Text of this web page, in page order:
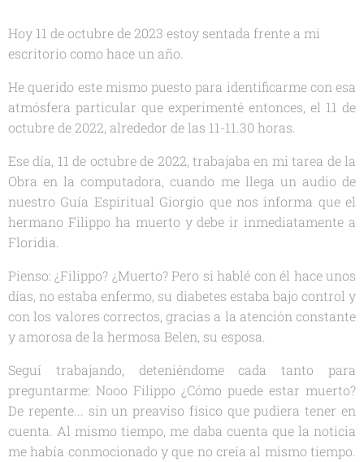
Hoy 11 de octubre de 2023 estoy sentada frente a mi
escritorio como hace un año.
He querido este mismo puesto para identificarme con esa
atmósfera particular que experimenté entonces, el 11 de
octubre de 2022, alrededor de las 11-11.30 horas.
Ese día, 11 de octubre de 2022, trabajaba en mi tarea de la
Obra en la computadora, cuando me llega un audio de
nuestro Guía Espiritual Giorgio que nos informa que el
hermano Filippo ha muerto y debe ir inmediatamente a
Floridia.
Pienso: ¿Filippo? ¿Muerto? Pero si hablé con él hace unos
días, no estaba enfermo, su diabetes estaba bajo control y
con los valores correctos, gracias a la atención constante
y amorosa de la hermosa Belen, su esposa.
Seguí trabajando, deteniéndome cada tanto para
preguntarme: Nooo Filippo ¿Cómo puede estar muerto?
De repente... sin un preaviso físico que pudiera tener en
cuenta. Al mismo tiempo, me daba cuenta que la noticia
me había conmocionado y que no creía al mismo tiempo.